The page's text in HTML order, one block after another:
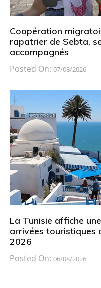
Coopération
rapatrier de Sebta,
accompagnés
Posted On: 07/08/2026
La Tunisie affiche
arrivées touristiques
2026
Posted On: 06/08/2026